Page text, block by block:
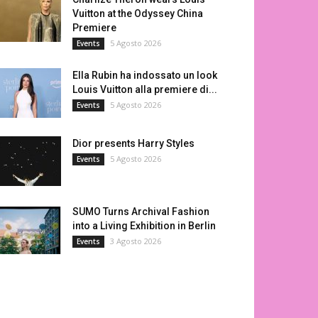
Vuitton at the Odyssey China
Premiere
Events 5 Agosto 2026
Ella Rubin ha indossato un look
Louis Vuitton alla premiere di...
Events 5 Agosto 2026
Dior presents Harry Styles
Events 5 Agosto 2026
SUMO Turns Archival Fashion
into a Living Exhibition in Berlin
Events 3 Agosto 2026